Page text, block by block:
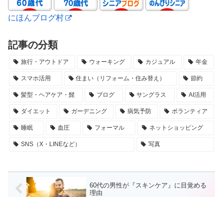
にほんブログ村
記事の分類
旅行・アウトドア ウォーキング カジュアル 年金
スマホ活用 住まい（リフォーム・住み替え） 節約
髪型・ヘアケア・髭 ブログ サングラス AI活用
ダイエット ガーデニング 病気予防 ボランティア
睡眠 血圧 フォーマル ネットショッピング
SNS（X・LINEなど） 写真
60代の男性が『スキンケア』に目覚める
理由